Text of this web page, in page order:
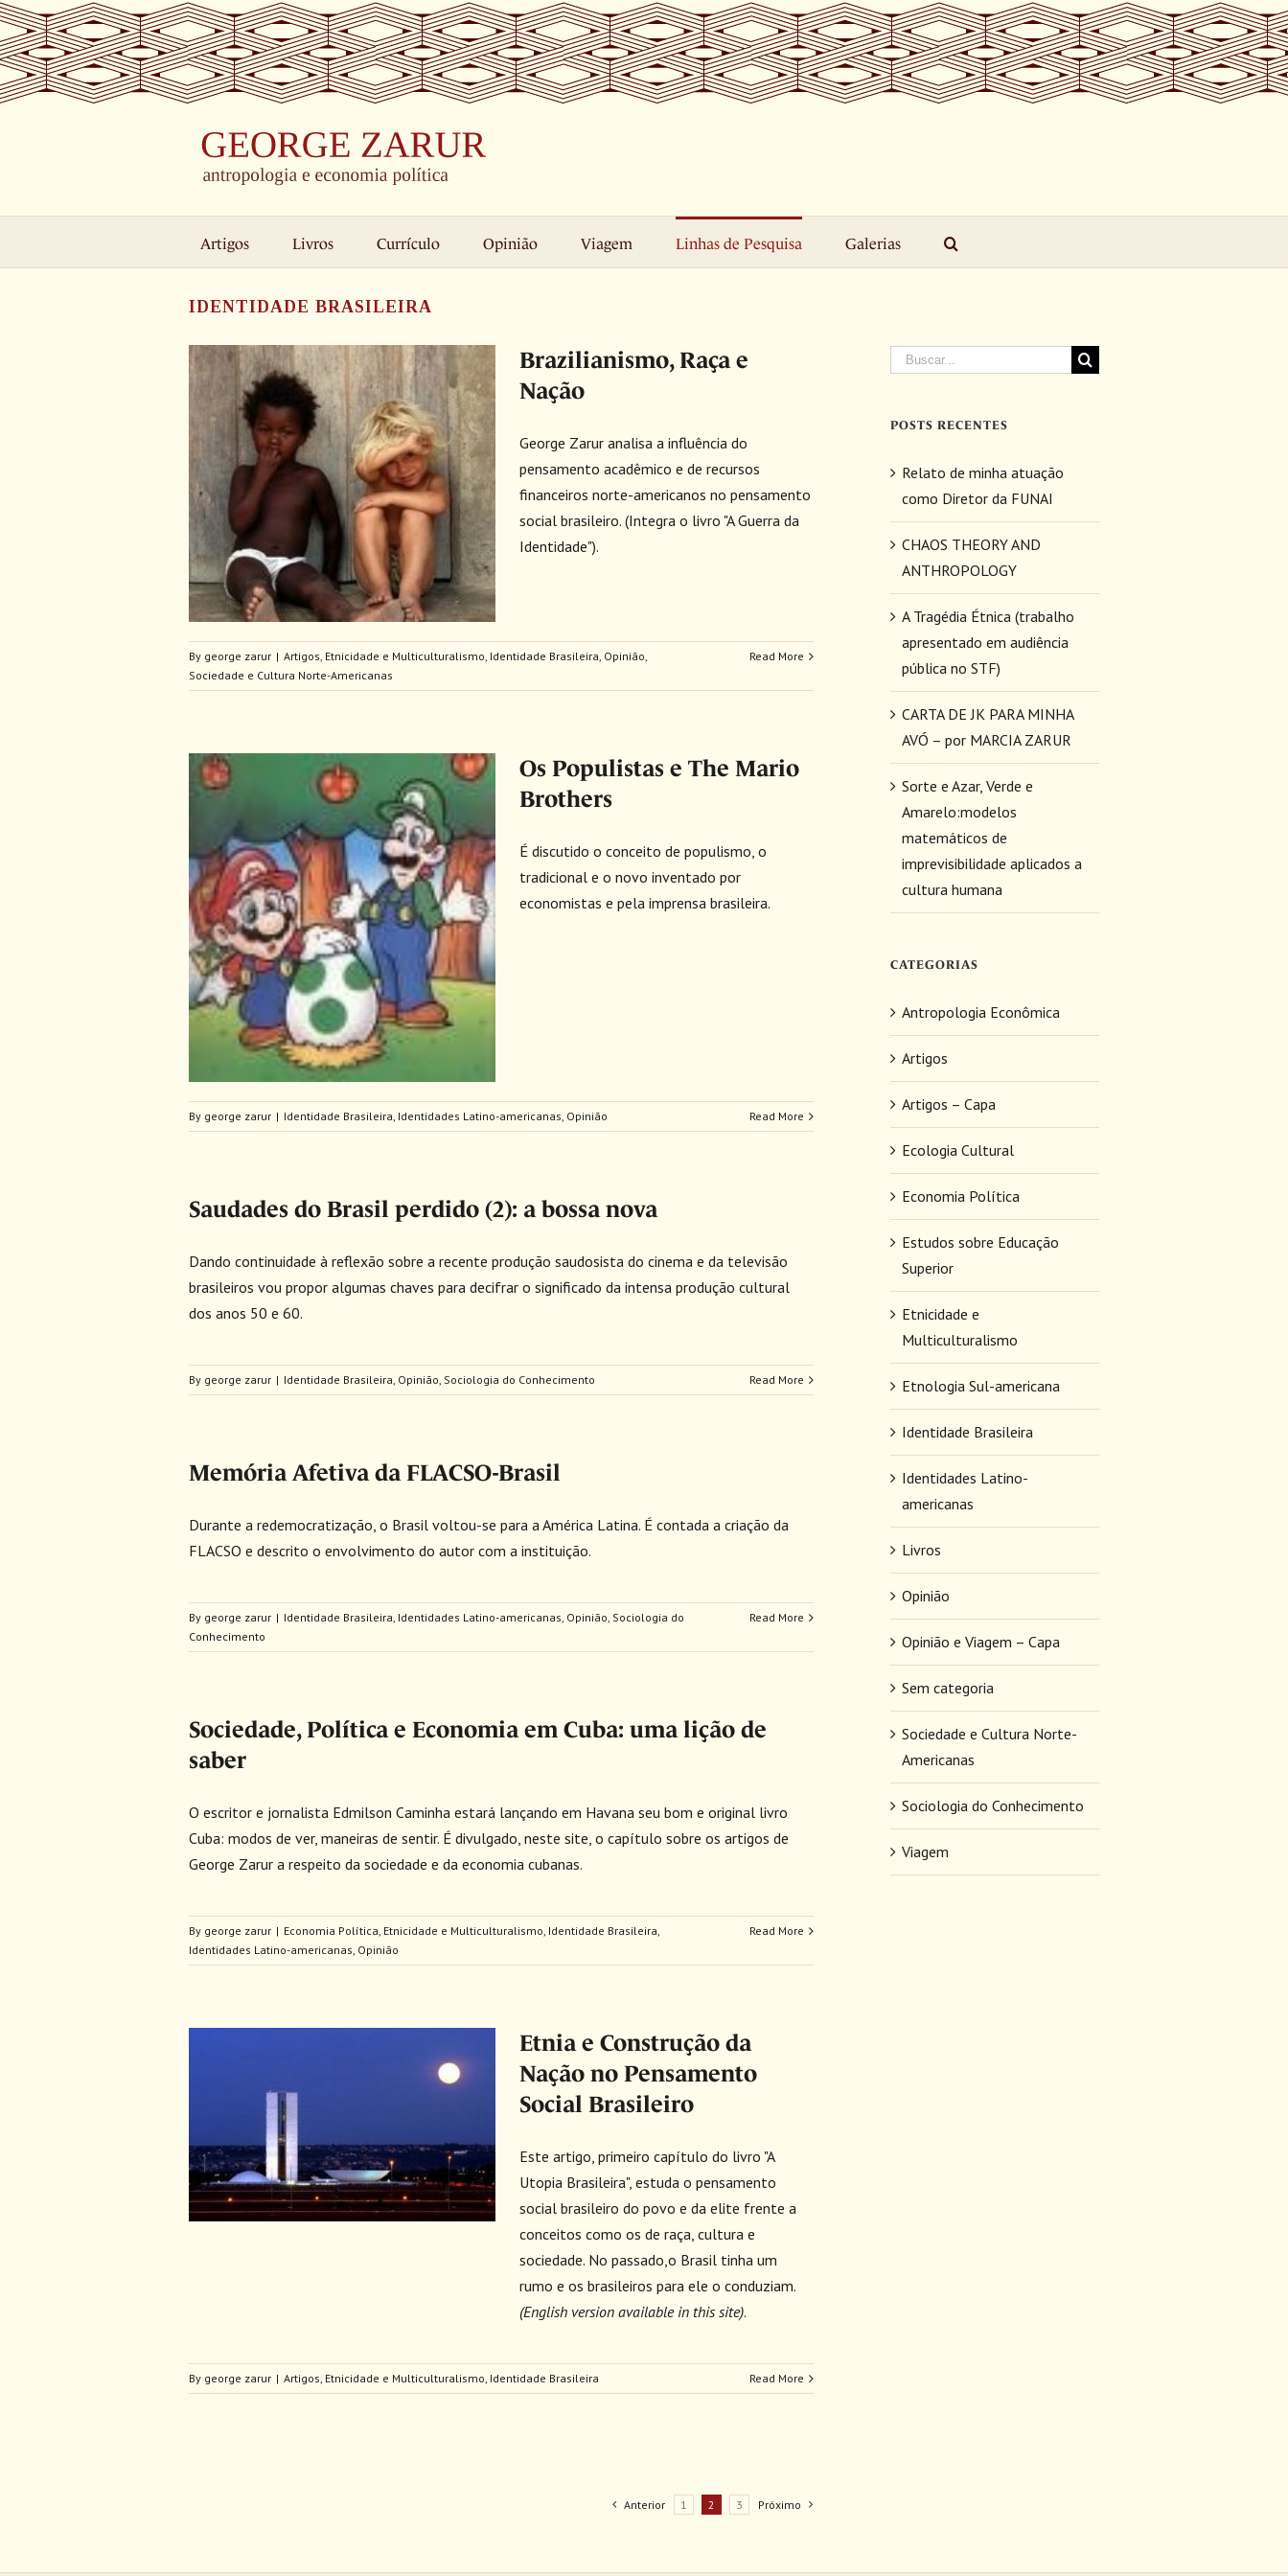
Skip
to
content
Artigos Livros Currículo Opinião Viagem Linhas de Pesquisa Galerias
IDENTIDADE BRASILEIRA
Brazilianismo, Raça e
Nação
George Zarur analisa a influência do
pensamento acadêmico e de recursos
financeiros norte-americanos no pensamento
social brasileiro. (Integra o livro "A Guerra da
Identidade").
By george zarur | Artigos Etnicidade e Multiculturalismo Identidade Brasileira Opinião
Sociedade e Cultura Norte-Americanas
Read More
Os Populistas e The Mario
Brothers
É discutido o conceito de populismo, o
tradicional e o novo inventado por
economistas e pela imprensa brasileira.
By george zarur | Identidade Brasileira Identidades Latino-americanas Opinião Read More
Saudades do Brasil perdido (2): a bossa nova
Dando continuidade à reflexão sobre a recente produção saudosista do cinema e da televisão
brasileiros vou propor algumas chaves para decifrar o significado da intensa produção cultural
dos anos 50 e 60.
By george zarur | Identidade Brasileira Opinião Sociologia do Conhecimento Read More
Memória Afetiva da FLACSO-Brasil
Durante a redemocratização, o Brasil voltou-se para a América Latina. É contada a criação da
FLACSO e descrito o envolvimento do autor com a instituição.
By george zarur | Identidade Brasileira Identidades Latino-americanas Opinião Sociologia do
Conhecimento
Read More
Sociedade, Política e Economia em Cuba: uma lição de
saber
O escritor e jornalista Edmilson Caminha estará lançando em Havana seu bom e original livro
Cuba: modos de ver, maneiras de sentir. É divulgado, neste site, o capítulo sobre os artigos de
George Zarur a respeito da sociedade e da economia cubanas.
By george zarur | Economia Política Etnicidade e Multiculturalismo Identidade Brasileira
Identidades Latino-americanas Opinião
Read More
Etnia e Construção da
Nação no Pensamento
Social Brasileiro
Este artigo, primeiro capítulo do livro "A
Utopia Brasileira", estuda o pensamento
social brasileiro do povo e da elite frente a
conceitos como os de raça, cultura e
sociedade. No passado,o Brasil tinha um
rumo e os brasileiros para ele o conduziam.
(English version available in this site).
By george zarur | Artigos Etnicidade e Multiculturalismo Identidade Brasileira Read More
Anterior 1 2 3 Próximo
Buscar
POSTS RECENTES
Relato de minha atuação
como Diretor da FUNAI
CHAOS THEORY AND
ANTHROPOLOGY
A Tragédia Étnica (trabalho
apresentado em audiência
pública no STF)
CARTA DE JK PARA MINHA
AVÓ – por MARCIA ZARUR
Sorte e Azar, Verde e
Amarelo:modelos
matemáticos de
imprevisibilidade aplicados a
cultura humana
CATEGORIAS
Antropologia Econômica
Artigos
Artigos – Capa
Ecologia Cultural
Economia Política
Estudos sobre Educação
Superior
Etnicidade e
Multiculturalismo
Etnologia Sul-americana
Identidade Brasileira
Identidades Latino-
americanas
Livros
Opinião
Opinião e Viagem – Capa
Sem categoria
Sociedade e Cultura Norte-
Americanas
Sociologia do Conhecimento
Viagem